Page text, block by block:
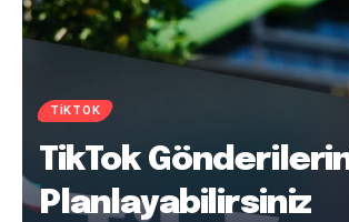
TIKTOK
TikTok
Planlayabilirsiniz